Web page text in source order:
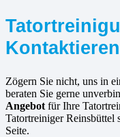
Zögern Sie nicht, uns in
beraten Sie gerne
Angebot für Ihre
Tatortreiniger Reinsbüttel
Seite.